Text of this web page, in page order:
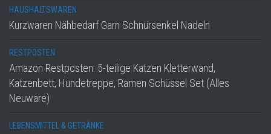
HAUSHALTSWAREN
Kurzwaren Nähbedarf Garn Schnürsenkel Nadeln
RESTPOSTEN
Amazon Restposten: 5-teilige Katzen Kletterwand,
Katzenbett, Hundetreppe, Ramen Schüssel Set (Alles
Neuware)
LEBENSMITTEL & GETRÄNKE